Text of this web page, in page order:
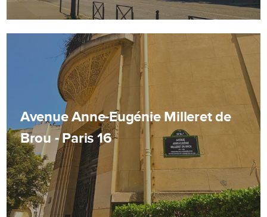
Avenue Anne-Eugénie Milleret de
Brou - Paris 16